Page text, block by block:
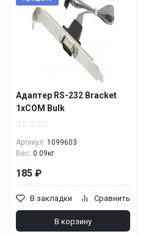
Адаптер RS-232 Bracket
1xCOM Bulk
Артикул: 1099603
Вес: 0.09кг
185 ₽
В закладки Сравнить
В корзину